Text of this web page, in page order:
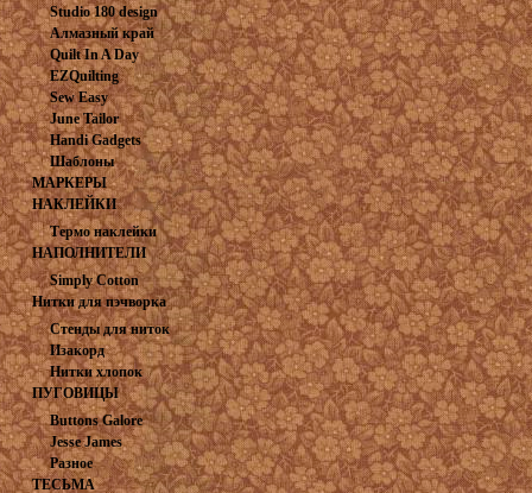
Studio 180 design
Алмазный край
Quilt In A Day
EZQuilting
Sew Easy
June Tailor
Handi Gadgets
Шаблоны
МАРКЕРЫ
НАКЛЕЙКИ
Термо наклейки
НАПОЛНИТЕЛИ
Simply Cotton
(США)
Нитки для пэчворка
Стенды для ниток
Изакорд
мультиколор
Нитки хлопок
ПУГОВИЦЫ
Buttons Galore
Jesse James
Разное
ТЕСЬМА